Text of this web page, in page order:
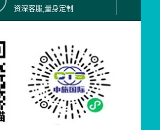
资深客服,量身定制